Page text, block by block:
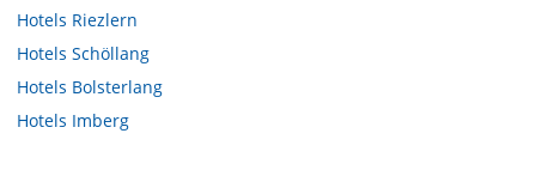
Hotels Riezlern
Hotels Schöllang
Hotels Bolsterlang
Hotels Imberg